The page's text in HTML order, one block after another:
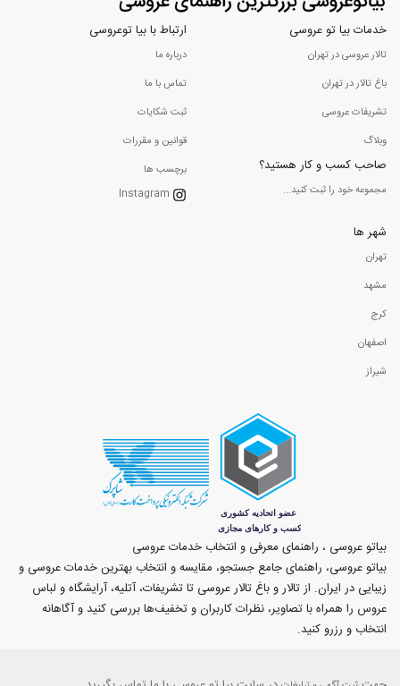
خدمات بیا تو عروسی
تالار عروسی در تهران
باغ تالار در تهران
تشریفات عروسی
وبلاگ
صاحب کسب و کار هستید؟
مجموعه خود را ثبت کنید...
ارتباط با بیا توعروسی
درباره ما
تماس با ما
ثبت شکایات
قوانین و مقررات
برچسب ها
Instagram
شهر ها
تهران
مشهد
کرج
اصفهان
شیراز
بیاتو عروسی ، راهنمای معرفی و انتخاب خدمات عروسی
بیاتو عروسی، راهنمای جامع جستجو، مقایسه و انتخاب بهترین خدمات عروسی و
زیبایی در ایران. از تالار و باغ تالار عروسی تا تشریفات، آتلیه، آرایشگاه و لباس
عروس را همراه با تصاویر، نظرات کاربران و تخفیف‌ها بررسی کنید و آگاهانه
انتخاب و رزرو کنید.